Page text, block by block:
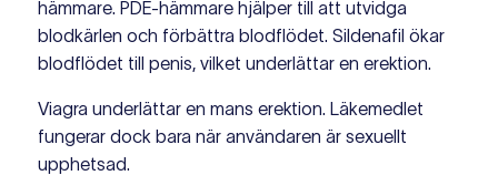
hämmare. PDE-hämmare hjälper till att utvidga
blodkärlen och förbättra blodflödet. Sildenafil ökar
blodflödet till penis, vilket underlättar en erektion.
Viagra underlättar en mans erektion. Läkemedlet
fungerar dock bara när användaren är sexuellt
upphetsad.